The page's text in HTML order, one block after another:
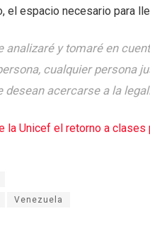
el espacio necesario para
analizaré y tomaré en
cualquier persona
desean acercarse a la
la Unicef el retorno a
Venezuela